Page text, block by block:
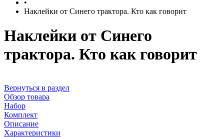
•
Наклейки от Синего трактора. Кто как говорит
Наклейки от Синего
трактора. Кто как говорит
Вернуться в раздел
Обзор товара
Набор
Комплект
Описание
Характеристики